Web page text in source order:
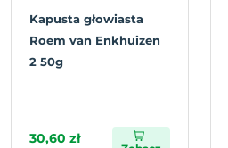
Kapusta głowiasta
Roem van Enkhuizen
2 50g
30,60 zł